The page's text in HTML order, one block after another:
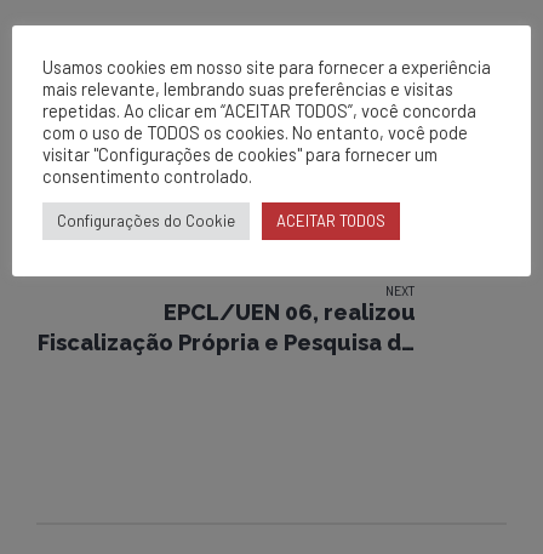
PREVIOUS
EPCL/UEN 10 - Brumado, realizou
a campanha Segunda + Segura, na
sede da empresa no dia
17/12/2012
NEXT
EPCL/UEN 06, realizou
Fiscalização Própria e Pesquisa de
Usamos cookies em nosso site para fornecer a experiência
mais relevante, lembrando suas preferências e visitas
repetidas. Ao clicar em “ACEITAR TODOS”, você concorda
com o uso de TODOS os cookies. No entanto, você pode
visitar "Configurações de cookies" para fornecer um
consentimento controlado.
Configurações do Cookie ACEITAR TODOS